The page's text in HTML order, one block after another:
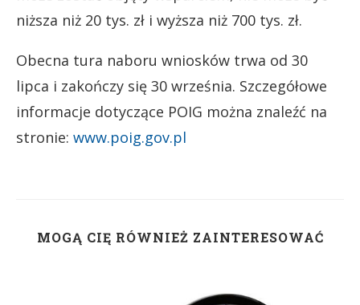
niższa niż 20 tys. zł i wyższa niż 700 tys. zł.
Obecna tura naboru wniosków trwa od 30
lipca i zakończy się 30 września. Szczegółowe
informacje dotyczące POIG można znaleźć na
stronie: www.poig.gov.pl
MOGĄ CIĘ RÓWNIEŻ ZAINTERESOWAĆ